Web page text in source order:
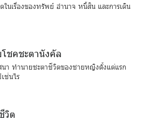
นเรื่องของทรัพย์ อำนาจ หนี้สิน และการเดิน
ชคชะตานังคัล
นา ทำนายชะตาชีวิตของชายหญิงตั้งแต่แรก
ช่นไร
วิต